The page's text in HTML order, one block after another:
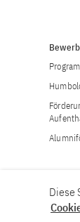
Diese